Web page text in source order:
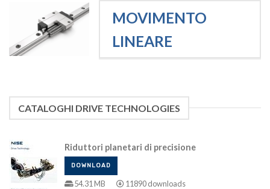
MOVIMENTO
LINEARE
CATALOGHI DRIVE TECHNOLOGIES
Riduttori planetari di precisione
DOWNLOAD
54.31 MB 11890 downloads